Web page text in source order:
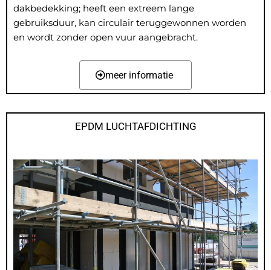
dakbedekking; heeft een extreem lange
gebruiksduur, kan circulair teruggewonnen worden
en wordt zonder open vuur aangebracht.
meer informatie
EPDM LUCHTAFDICHTING